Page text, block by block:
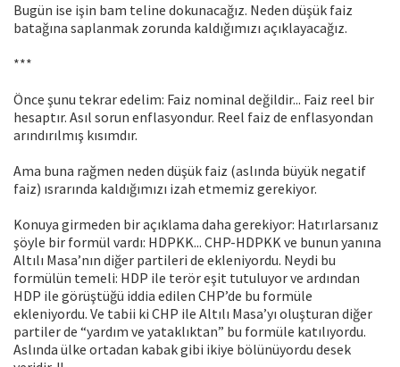
Bugün ise işin bam teline dokunacağız. Neden düşük faiz
batağına saplanmak zorunda kaldığımızı açıklayacağız.
***
Önce şunu tekrar edelim: Faiz nominal değildir... Faiz reel bir
hesaptır. Asıl sorun enflasyondur. Reel faiz de enflasyondan
arındırılmış kısımdır.
Ama buna rağmen neden düşük faiz (aslında büyük negatif
faiz) ısrarında kaldığımızı izah etmemiz gerekiyor.
Konuya girmeden bir açıklama daha gerekiyor: Hatırlarsanız
şöyle bir formül vardı: HDPKK... CHP-HDPKK ve bunun yanına
Altılı Masa’nın diğer partileri de ekleniyordu. Neydi bu
formülün temeli: HDP ile terör eşit tutuluyor ve ardından
HDP ile görüştüğü iddia edilen CHP’de bu formüle
ekleniyordu. Ve tabii ki CHP ile Altılı Masa’yı oluşturan diğer
partiler de “yardım ve yataklıktan” bu formüle katılıyordu.
Aslında ülke ortadan kabak gibi ikiye bölünüyordu desek